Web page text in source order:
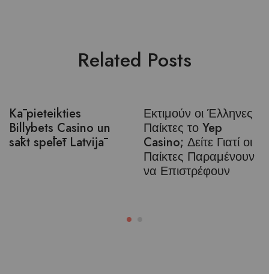
Related Posts
Kā pieteikties
Billybets Casino un
sākt spēlēt Latvijā
Εκτιμούν οι Έλληνες
Παίκτες το Yep
Casino; Δείτε Γιατί οι
Παίκτες Παραμένουν
να Επιστρέφουν